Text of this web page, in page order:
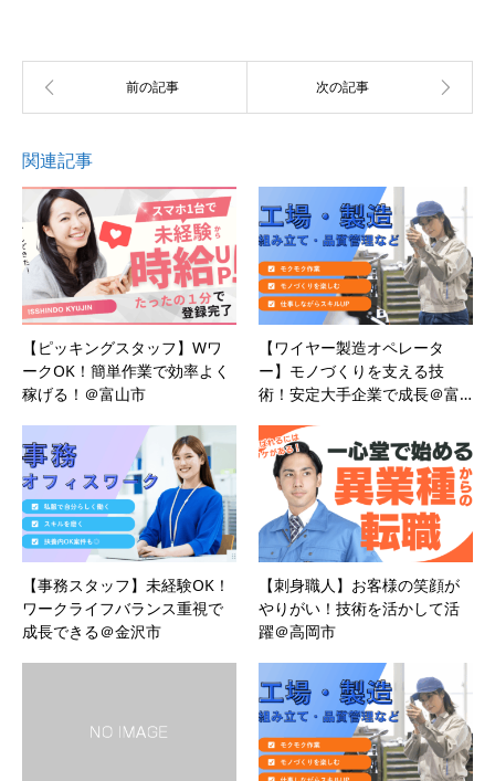
関連記事
【ピッキングスタッフ】Wワ
ークOK！簡単作業で効率よく
稼げる！＠富山市
【ワイヤー製造オペレータ
ー】モノづくりを支える技
術！安定大手企業で成長＠富…
【事務スタッフ】未経験OK！
ワークライフバランス重視で
成長できる＠金沢市
【刺身職人】お客様の笑顔が
やりがい！技術を活かして活
躍＠高岡市